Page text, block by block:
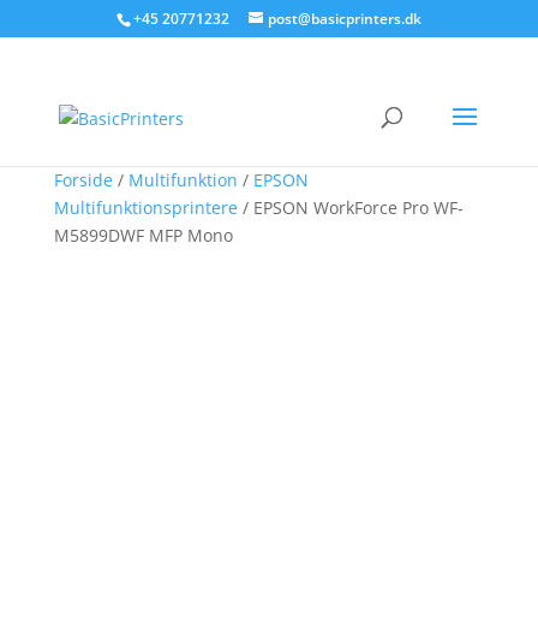
+45 20771232 post@basicprinters.dk
Forside/ Multifunktion / EPSON
Multifunktionsprintere/ EPSON WorkForce Pro WF-
M5899DWF MFP Mono